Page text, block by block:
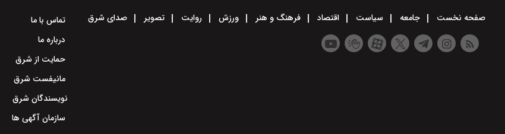
صفحه نخست جامعه سیاست اقتصاد فرهنگ و هنر ورزش روایت تصویر صدای شرق
تماس با ما
درباره ما
حمایت از شرق
مانیفست شرق
نویسندگان شرق
سازمان آگهی ها